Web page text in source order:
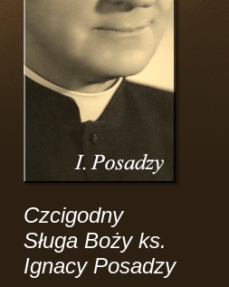
Czcigodny
Sługa Boży ks.
Ignacy Posadzy